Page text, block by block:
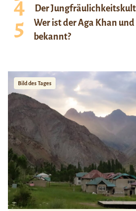
Der
Wer ist der Aga Khan
bekannt?
Bild des Tages